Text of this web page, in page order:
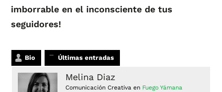
imborrable en el inconsciente de tus
seguidores!
Bio Últimas entradas
Melina Diaz
Comunicación Creativa en Fuego Yámana